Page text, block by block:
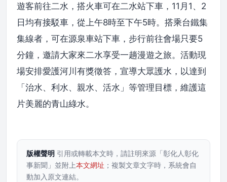
遊客前往二水，搭火車可在二水站下車，11月1、2
日均有接駁車，從上午8時至下午5時。搭乘台鐵集
集線者，可在源泉車站下車，步行前往會場只要5
分鐘，邀請大家來二水享受一趟漫遊之旅。活動現
場安排愛護河川有獎徵答，宣導大眾護水，以達到
「治水、利水、親水、活水」等管理目標，維護這
片美麗的青山綠水。
版權聲明 引用或轉載本文時，請註明來源「彰化人彰化
事新聞」並附上本文網址 ；複製文章文字時，系統會自
動加入原文連結。